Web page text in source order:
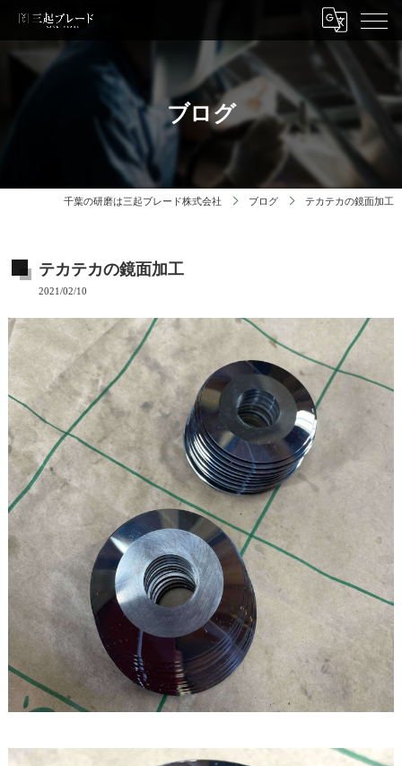
ブログ
千葉の研磨は三起ブレード株式会社 ブログ テカテカの鏡面加工
テカテカの鏡面加工
2021/02/10